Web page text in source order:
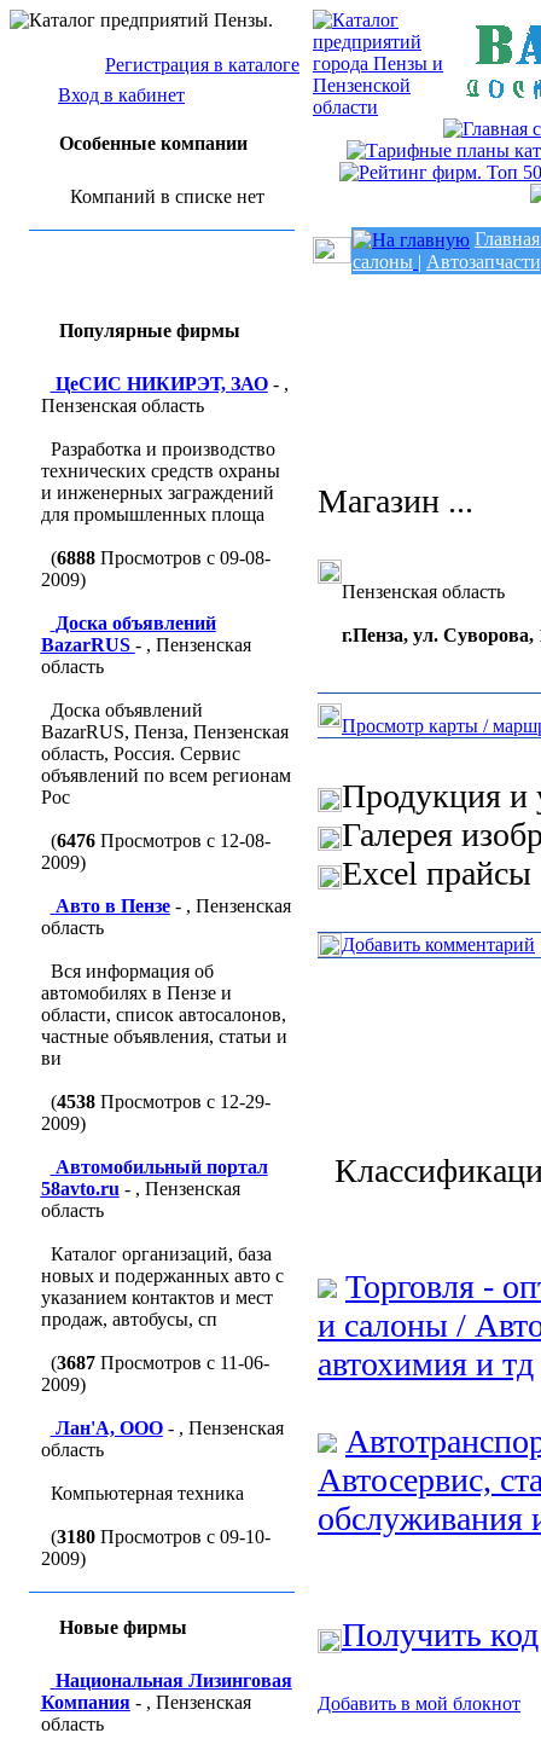
Регистрация в каталоге
Вход в кабинет
Особенные компании
Компаний в списке нет
Популярные фирмы
ЦеСИС НИКИРЭТ, ЗАО- ,
Пензенская область
Разработка и производство
технических средств охраны
и инженерных заграждений
для промышленных площа
(6888Просмотров с 09-08-
2009)
Доска объявлений
BazarRUS - , Пензенская
область
Доска объявлений
BazarRUS, Пенза, Пензенская
область, Россия. Сервис
объявлений по всем регионам
Рос
(6476Просмотров с 12-08-
2009)
Авто в Пензе- , Пензенская
область
Вся информация об
автомобилях в Пензе и
области, список автосалонов,
частные объявления, статьи и
ви
(4538Просмотров с 12-29-
2009)
Автомобильный портал
58avto.ru - , Пензенская
область
Каталог организаций, база
новых и подержанных авто с
указанием контактов и мест
продаж, автобусы, сп
(3687Просмотров с 11-06-
2009)
Лан'A, ООО- , Пензенская
область
Компьютерная техника
(3180Просмотров с 09-10-
2009)
Новые фирмы
Национальная Лизинговая
Компания- , Пензенская
область
Главная
салоны |
Магазин ...
Пензенская область
г.Пенза, ул. Суворова,
Просмотр карты /
Продукция и
Галерея
Excel
Добавить комментарий
Торговля -
и салоны /
автохимия и тд
Автосервис,
обслуживания
Получить
Добавить в мой блокнот